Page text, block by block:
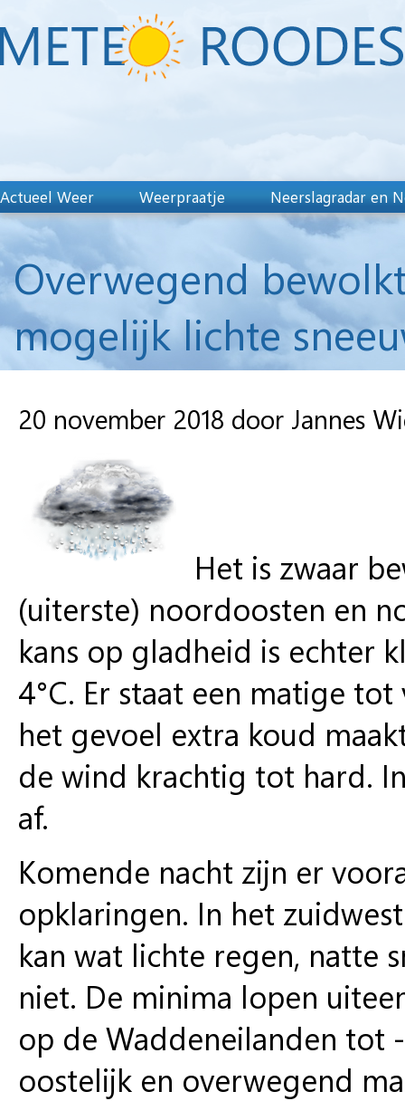
Actueel Weer Weerpraatje Neerslagradar en
Overwegend
mogelijk lichte
20 november 2018 door Jannes
Het is zwaar
(uiterste) noordoosten en
kans op gladheid is echter
4°C. Er staat een matige
het gevoel extra koud
de wind krachtig tot hard.
af.
Komende nacht zijn er
opklaringen. In het
kan wat lichte regen, natte
niet. De minima lopen
op de Waddeneilanden tot
oostelijk en overwegend